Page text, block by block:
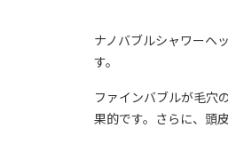
ナノバブルシャワーヘ
す。
ファインバブルが毛穴
果的です。さらに、頭